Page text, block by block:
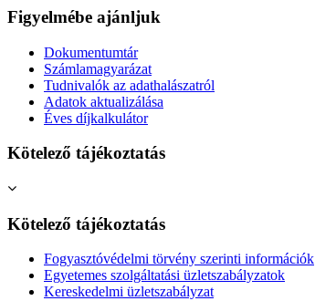
Figyelmébe ajánljuk
Dokumentumtár
Számlamagyarázat
Tudnivalók az adathalászatról
Adatok aktualizálása
Éves díjkalkulátor
Kötelező tájékoztatás
Kötelező tájékoztatás
Fogyasztóvédelmi törvény szerinti információk
Egyetemes szolgáltatási üzletszabályzatok
Kereskedelmi üzletszabályzat